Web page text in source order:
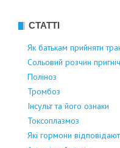
СТАТТІ
Як батькам прийняти
Сольовий розчин
Поліноз
Тромбоз
Інсульт та його ознаки
Токсоплазмоз
Які гормони